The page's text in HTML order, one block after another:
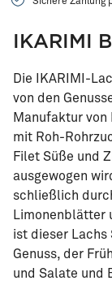
IKARIMI
Die IKARIMI-
von den
Manufaktur von
mit Roh-
Filet Süße und
ausgewogen
schließlich
Limonenblätter
ist dieser Lachs
Genuss, der
und Salate und